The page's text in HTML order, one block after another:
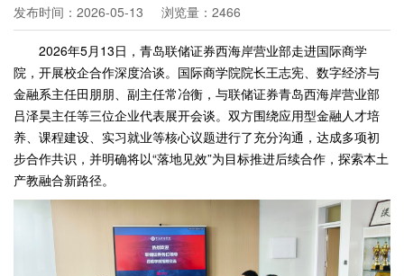
发布时间：2026-05-13 浏览量：2466
2026年5月13日，青岛联储证券西海岸营业部走进国际商学
院，开展校企合作深度洽谈。国际商学院院长王志宪、数字经济与
金融系主任田朋朋、副主任常冶衡，与联储证券青岛西海岸营业部
吕泽昊主任等三位企业代表展开会谈。双方围绕应用型金融人才培
养、课程建设、实习就业等核心议题进行了充分沟通，达成多项初
步合作共识，并明确将以“落地见效”为目标推进后续合作，探索本土
产教融合新路径。